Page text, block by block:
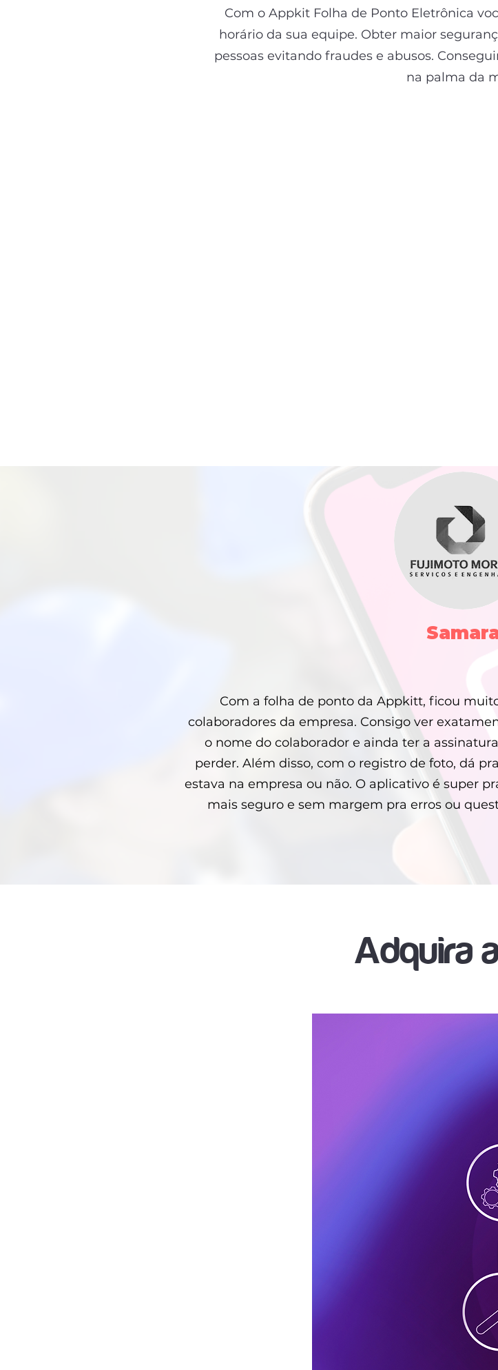
Com o Appkit Folha de Ponto Eletrônica
horário da sua equipe. Obter maior
pessoas evitando fraudes e abusos.
na palma da
Com a folha de ponto da Appkitt, ficou
colaboradores da empresa. Consigo ver
o nome do colaborador e ainda ter a
perder. Além disso, com o registro de foto, dá
estava na empresa ou não. O aplicativo é super
mais seguro e sem margem pra erros ou
Adquira